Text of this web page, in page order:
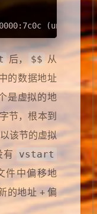
0000:7c0c (unk.
后， $$ 从
的数据地址
是虚拟的地
节，根本到
以该节的虚拟
有
vstart
件中偏移地
的地址 + 偏